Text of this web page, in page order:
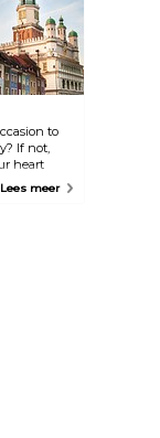
to
If not,
heart
which
Lees meer